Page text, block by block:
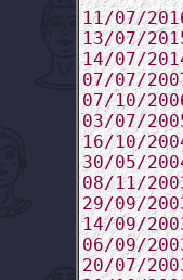
11/07/
13/07/
14/07/
07/07/
07/10/
03/07/
16/10/
30/05/
08/11/
29/09/
14/09/
06/09/
20/07/